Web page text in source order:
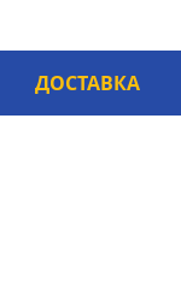
ДОСТАВКА